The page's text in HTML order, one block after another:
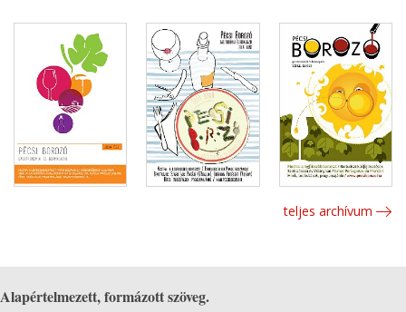
teljes archívum
Alapértelmezett, formázott szöveg.